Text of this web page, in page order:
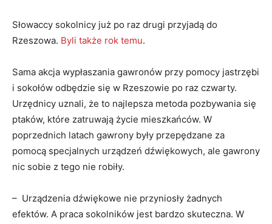
Słowaccy sokolnicy już po raz drugi przyjadą do
Rzeszowa. Byli także rok temu.
Sama akcja wypłaszania gawronów przy pomocy jastrzębi
i sokołów odbędzie się w Rzeszowie po raz czwarty.
Urzędnicy uznali, że to najlepsza metoda pozbywania się
ptaków, które zatruwają życie mieszkańców. W
poprzednich latach gawrony były przepędzane za
pomocą specjalnych urządzeń dźwiękowych, ale gawrony
nic sobie z tego nie robiły.
– Urządzenia dźwiękowe nie przyniosły żadnych
efektów. A praca sokolników jest bardzo skuteczna. W